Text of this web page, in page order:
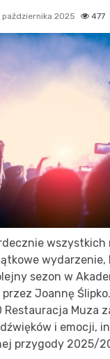
października 2025 477
wszystkich
wydarzenie,
sezon w
Joannę
Restauracja Muza
dźwięków i emocji,
przygody 2025/